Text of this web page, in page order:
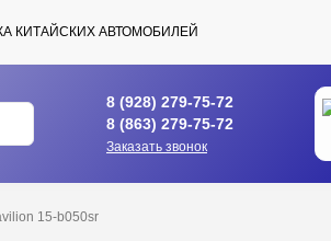
КИТАЙСКИХ АВТОМОБИЛЕЙ
8 (928) 279-75-72
8 (863) 279-75-72
Заказать звонок
15-b050sr